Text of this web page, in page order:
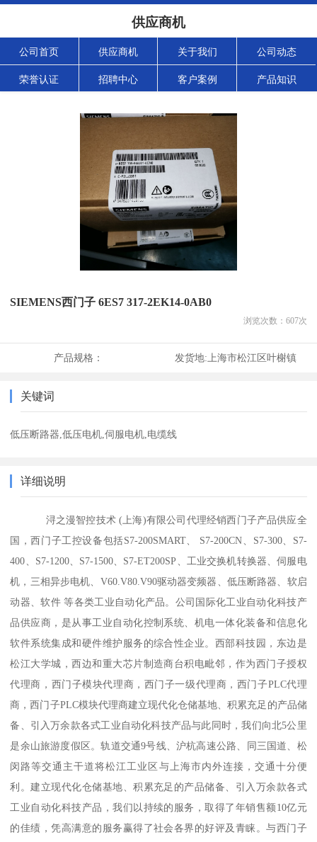
供应商机
公司首页 供应商机 关于我们 公司动态
荣誉认证 招聘中心 客户案例 产品知识
SIEMENS西门子 6ES7 317-2EK14-0AB0
浏览次数： 607次
产品规格： 发货地: 上海市松江区叶榭镇
关键词
低压断路器,低压电机,伺服电机,电缆线
详细说明
浔之漫智控技术 (上海)有限公司代理经销西门子产品供应全
国，西门子工控设备包括S7-200SMART、 S7-200CN、S7-300、S7-
400、S7-1200、S7-1500、S7-ET200SP、工业交换机转换器、伺服电
机，三相异步电机、V60.V80.V90驱动器变频器、低压断路器、软启
动器、软件 等各类工业自动化产品。公司国际化工业自动化科技产
品供应商，是从事工业自动化控制系统、机电一体化装备和信息化
软件系统集成和硬件维护服务的综合性企业。西部科技园，东边是
松江大学城，西边和重大芯片制造商台积电毗邻，作为西门子授权
代理商，西门子模块代理商，西门子一级代理商，西门子PLC代理
商，西门子PLC模块代理商建立现代化仓储基地、积累充足的产品储
备、引入万余款各式工业自动化科技产品与此同时，我们向北5公里
是余山旅游度假区。轨道交通9号线、沪杭高速公路、同三国道、松
闵路等交通主干道将松江工业区与上海市内外连接，交通十分便
利。建立现代化仓储基地、积累充足的产品储备、引入万余款各式
工业自动化科技产品，我们以持续的服务，取得了年销售额10亿元
的佳绩，凭高满意的服务赢得了社会各界的好评及青睐。与西门子